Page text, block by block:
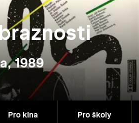
1989
Pro kina Pro školy